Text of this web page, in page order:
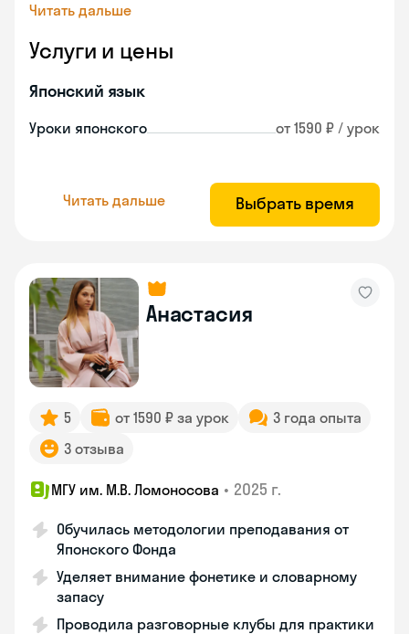
Читать дальше
Услуги и цены
Японский язык
Уроки японского от 1590 ₽ / урок
Читать дальше Выбрать время
Анастасия
5 от 1590 ₽ за урок
3 года опыта
3 отзыва
МГУ им. М.В. Ломоносова • 2025 г.
Обучилась методологии преподавания от
Японского Фонда
Уделяет внимание фонетике и словарному
запасу
Проводила разговорные клубы для практики